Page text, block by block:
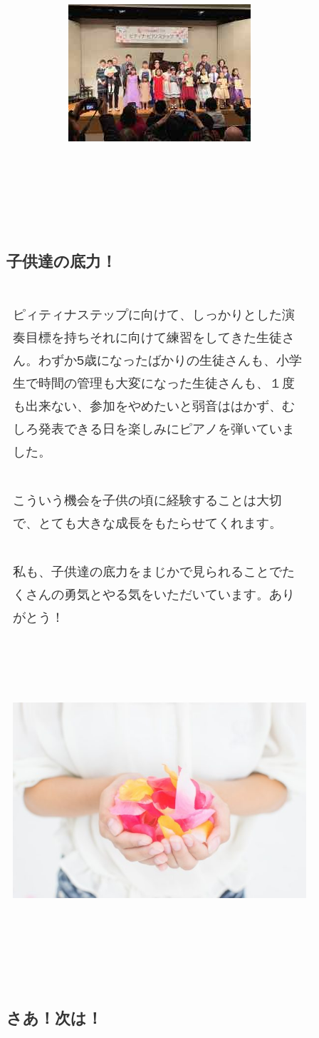
子供達の底力！
ピィティナステップに向けて、しっかりとした演
奏目標を持ちそれに向けて練習をしてきた生徒さ
ん。わずか5歳になったばかりの生徒さんも、小学
生で時間の管理も大変になった生徒さんも、１度
も出来ない、参加をやめたいと弱音ははかず、む
しろ発表できる日を楽しみにピアノを弾いていま
した。
こういう機会を子供の頃に経験することは大切
で、とても大きな成長をもたらせてくれます。
私も、子供達の底力をまじかで見られることでた
くさんの勇気とやる気をいただいています。あり
がとう！
さあ！次は！